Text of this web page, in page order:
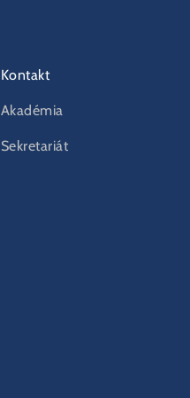
Kontakt
Akadémia
Sekretariát